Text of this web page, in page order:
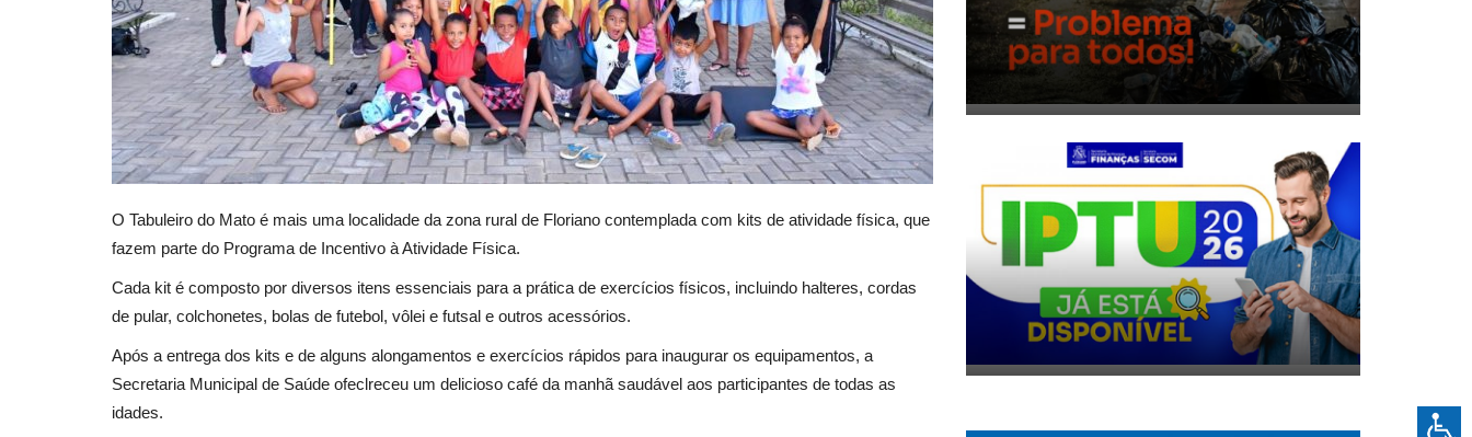
O Tabuleiro do Mato é mais uma localidade da zona rural de Floriano contemplada com kits de atividade física, que
fazem parte do Programa de Incentivo à Atividade Física.
Cada kit é composto por diversos itens essenciais para a prática de exercícios físicos, incluindo halteres, cordas
de pular, colchonetes, bolas de futebol, vôlei e futsal e outros acessórios.
Após a entrega dos kits e de alguns alongamentos e exercícios rápidos para inaugurar os equipamentos, a
Secretaria Municipal de Saúde ofeclreceu um delicioso café da manhã saudável aos participantes de todas as
idades.